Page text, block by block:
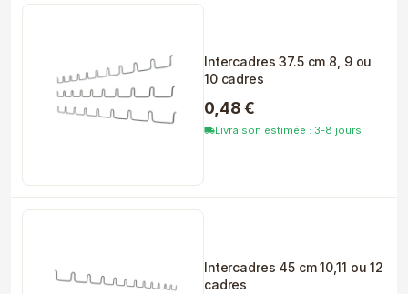
Intercadres 37.5 cm 8, 9 ou
10 cadres
0,48 €
local_shippingLivraison estimée : 3-8 jours
Intercadres 45 cm 10,11 ou 12
cadres